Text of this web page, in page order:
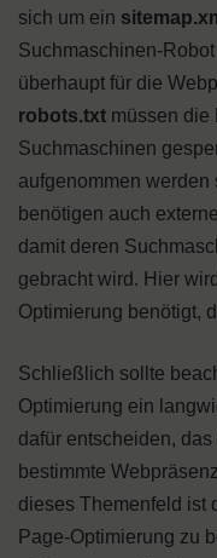
sich um ein
Suchmaschinen-
überhaupt für die
robots.txt müssen die
Suchmaschinen
aufgenommen
benötigen auch
damit deren
gebracht wird. Hier
Optimierung benötigt,
Schließlich sollte
Optimierung ein
dafür entscheiden,
bestimmte
dieses Themenfeld ist
Page-Optimierung zu